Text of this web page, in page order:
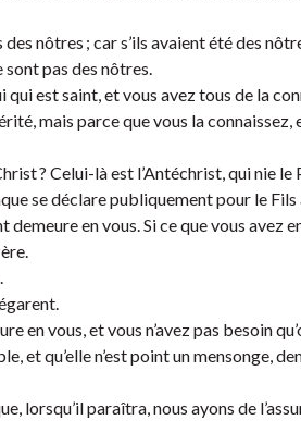
nôtres ; car s’ils avaient été des
pas des nôtres.
est saint, et vous avez tous de la
mais parce que vous la connaissez,
? Celui-là est l’Antéchrist, qui nie le
se déclare publiquement pour le Fils
en vous. Si ce que vous avez
en vous, et vous n’avez pas besoin
et qu’elle n’est point un mensonge,
lorsqu’il paraîtra, nous ayons de